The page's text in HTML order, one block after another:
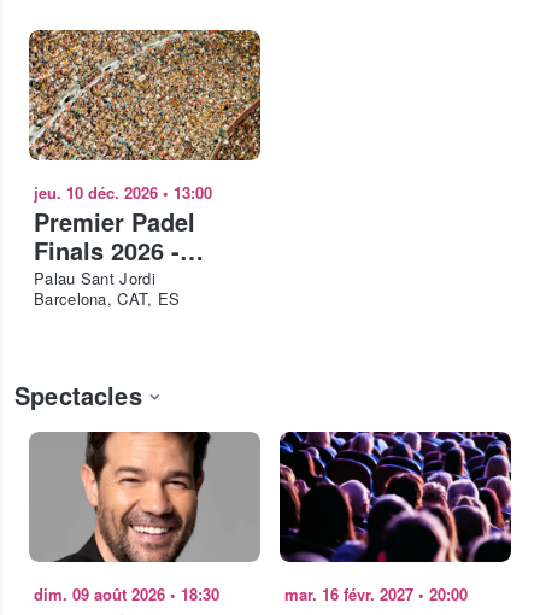
jeu. 10 déc. 2026 • 13:00
Premier Padel
Finals 2026 -
Quarter-finals
Palau Sant Jordi
Barcelona, CAT, ES
Spectacles
dim. 09 août 2026 • 18:30 mar. 16 févr. 2027 • 20:00